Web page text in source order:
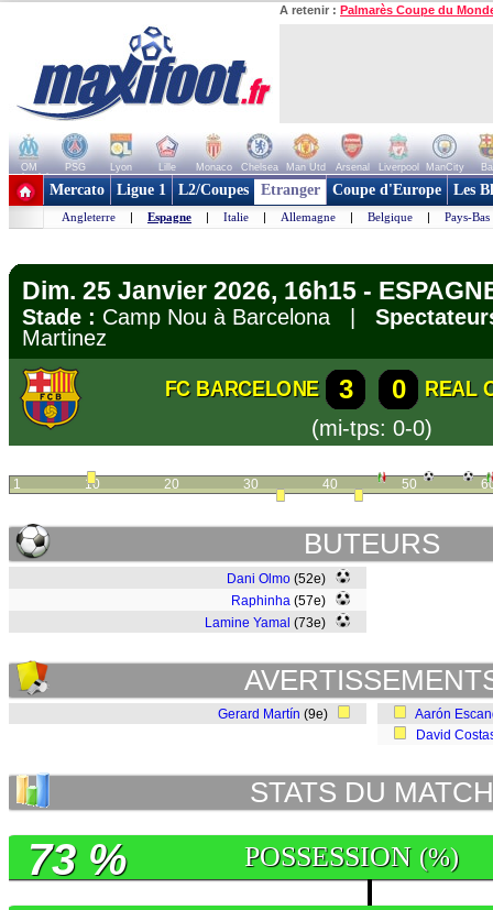
A retenir : Palmarès Coupe du
OM PSG Lyon Lille Monaco Chelsea Man Utd Arsenal Liverpool ManCity
+ de clubs
Mercato Ligue 1 L2/Coupes Etranger Coupe d'Europe Les
Angleterre | Espagne | Italie | Allemagne | Belgique | Pays-Bas
Dim. 25 Janvier 2026, 16h15 -
Stade : Camp Nou à Barcelona |
Martinez
FC BARCELONE 3 0
REAL
(mi-tps: 0-0)
1 10 20 30 40 50
BUTEURS
Dani Olmo (52e)
Raphinha (57e)
Lamine Yamal (73e)
Gerard Martín (9e)
Aarón
David
STATS DU MATCH
POSSESSION (%)
73 %